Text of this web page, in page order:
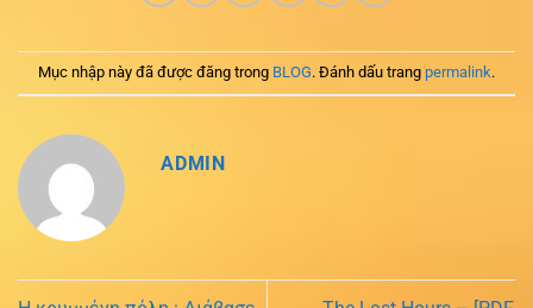
Mục nhập này đã được đăng trong BLOG. Đánh dấu trang permalink.
ADMIN